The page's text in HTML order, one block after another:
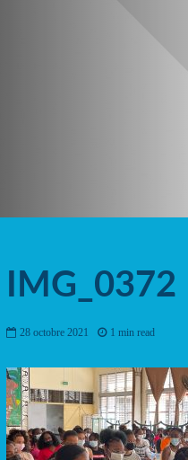
IMG_0372
28 octobre 2021 1 min read